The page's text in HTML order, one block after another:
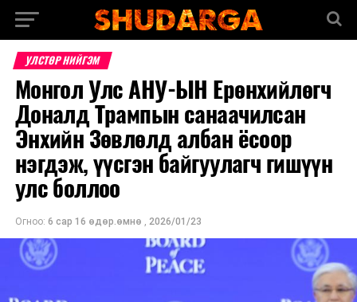
УЛСТӨР НИЙГЭМ
Монгол Улс АНУ-ЫН Ерөнхийлөгч
Доналд Трампын санаачилсан
Энхийн Зөвлөлд албан ёсоор
нэгдэж, үүсгэн байгуулагч гишүүн
улс боллоо
Огноо: 6 сар 16 өдөр.өмнө , 2026/01/23